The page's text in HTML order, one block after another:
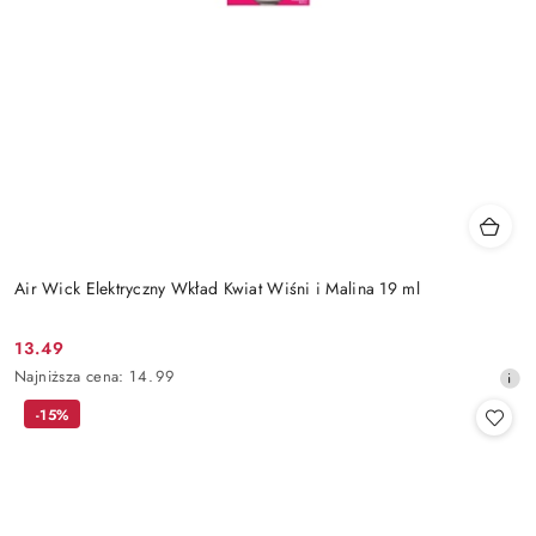
Air Wick Elektryczny Wkład Kwiat Wiśni i Malina 19 ml
Cena
promocyjna:
13.49
Najniższa
cena
Najniższa cena: 14.99
-15%